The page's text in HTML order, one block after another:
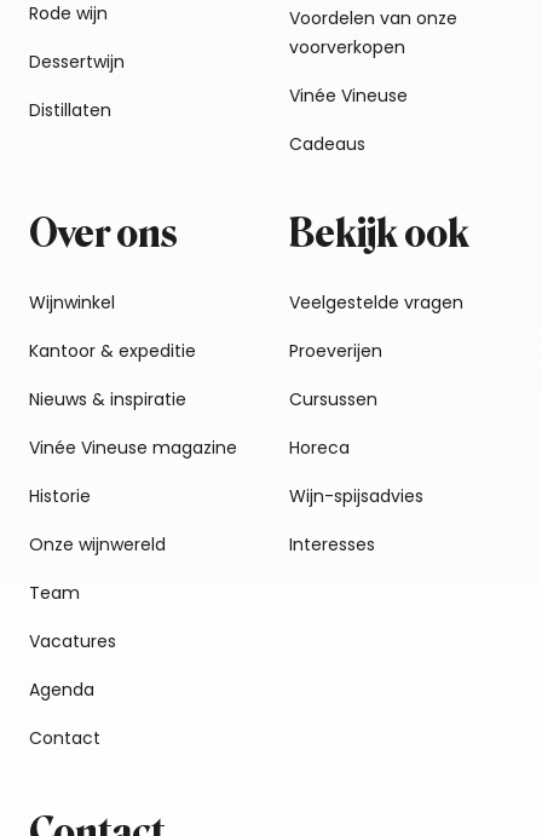
Rode wijn
Dessertwijn
Distillaten
Voordelen van onze
voorverkopen
Vinée Vineuse
Cadeaus
Over ons
Wijnwinkel
Kantoor & expeditie
Nieuws & inspiratie
Vinée Vineuse magazine
Historie
Onze wijnwereld
Team
Vacatures
Agenda
Contact
Bekijk ook
Veelgestelde vragen
Proeverijen
Cursussen
Horeca
Wijn-spijsadvies
Interesses